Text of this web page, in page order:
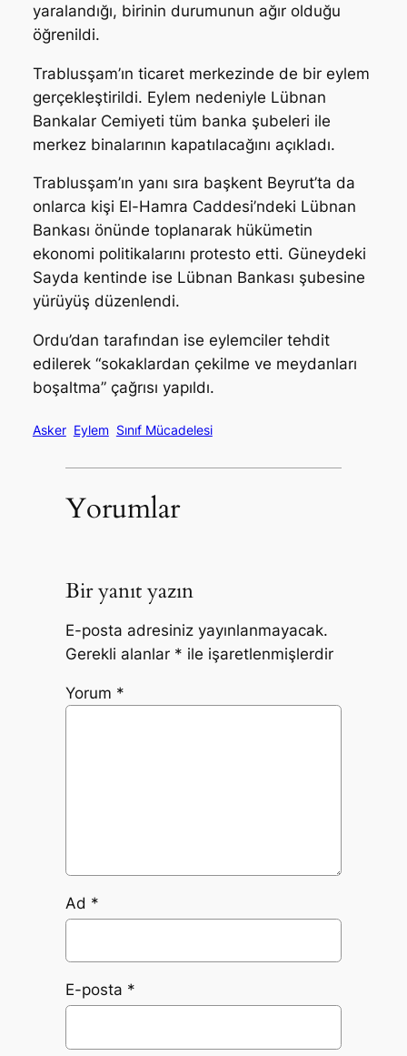
yaralandığı, birinin durumunun ağır olduğu
öğrenildi.
Trablusşam’ın ticaret merkezinde de bir eylem
gerçekleştirildi. Eylem nedeniyle Lübnan
Bankalar Cemiyeti tüm banka şubeleri ile
merkez binalarının kapatılacağını açıkladı.
Trablusşam’ın yanı sıra başkent Beyrut’ta da
onlarca kişi El-Hamra Caddesi’ndeki Lübnan
Bankası önünde toplanarak hükümetin
ekonomi politikalarını protesto etti. Güneydeki
Sayda kentinde ise Lübnan Bankası şubesine
yürüyüş düzenlendi.
Ordu’dan tarafından ise eylemciler tehdit
edilerek “sokaklardan çekilme ve meydanları
boşaltma” çağrısı yapıldı.
Asker Eylem Sınıf Mücadelesi
Yorumlar
Bir yanıt yazın
E-posta adresiniz yayınlanmayacak.
Gerekli alanlar * ile işaretlenmişlerdir
Yorum *
Ad *
E-posta *